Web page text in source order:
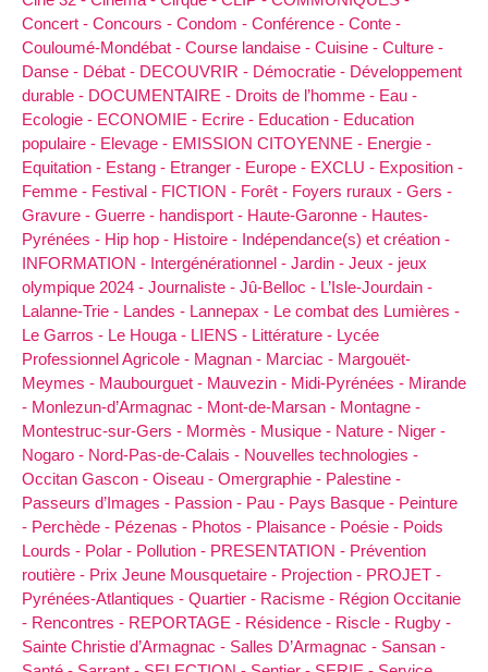
Concert - Concours - Condom - Conférence - Conte -
Couloumé-Mondébat - Course landaise - Cuisine - Culture -
Danse - Débat - DECOUVRIR - Démocratie - Développement
durable - DOCUMENTAIRE - Droits de l’homme - Eau -
Ecologie - ECONOMIE - Ecrire - Education - Education
populaire - Elevage - EMISSION CITOYENNE - Energie -
Equitation - Estang - Etranger - Europe - EXCLU - Exposition -
Femme - Festival - FICTION - Forêt - Foyers ruraux - Gers -
Gravure - Guerre - handisport - Haute-Garonne - Hautes-
Pyrénées - Hip hop - Histoire - Indépendance(s) et création -
INFORMATION - Intergénérationnel - Jardin - Jeux - jeux
olympique 2024 - Journaliste - Jû-Belloc - L’Isle-Jourdain -
Lalanne-Trie - Landes - Lannepax - Le combat des Lumières -
Le Garros - Le Houga - LIENS - Littérature - Lycée
Professionnel Agricole - Magnan - Marciac - Margouët-
Meymes - Maubourguet - Mauvezin - Midi-Pyrénées - Mirande
- Monlezun-d’Armagnac - Mont-de-Marsan - Montagne -
Montestruc-sur-Gers - Mormès - Musique - Nature - Niger -
Nogaro - Nord-Pas-de-Calais - Nouvelles technologies -
Occitan Gascon - Oiseau - Omergraphie - Palestine -
Passeurs d’Images - Passion - Pau - Pays Basque - Peinture
- Perchède - Pézenas - Photos - Plaisance - Poésie - Poids
Lourds - Polar - Pollution - PRESENTATION - Prévention
routière - Prix Jeune Mousquetaire - Projection - PROJET -
Pyrénées-Atlantiques - Quartier - Racisme - Région Occitanie
- Rencontres - REPORTAGE - Résidence - Riscle - Rugby -
Sainte Christie d’Armagnac - Salles D’Armagnac - Sansan -